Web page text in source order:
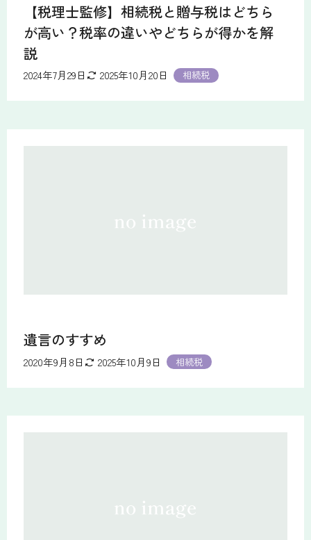
【税理士監修】相続税と贈与税はどちら
が高い？税率の違いやどちらが得かを解
説
2024年7月29日 2025年10月20日 相続税
遺言のすすめ
2020年9月8日 2025年10月9日 相続税